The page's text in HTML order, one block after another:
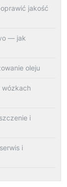
jakość
— jak
oleju
i
i